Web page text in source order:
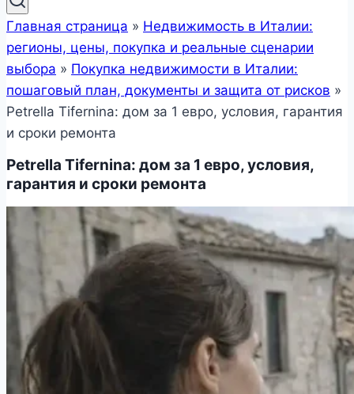
Главная страница » Недвижимость в Италии:
регионы, цены, покупка и реальные сценарии
выбора » Покупка недвижимости в Италии:
пошаговый план, документы и защита от рисков »
Petrella Tifernina: дом за 1 евро, условия, гарантия
и сроки ремонта
Petrella Tifernina: дом за 1 евро, условия,
гарантия и сроки ремонта